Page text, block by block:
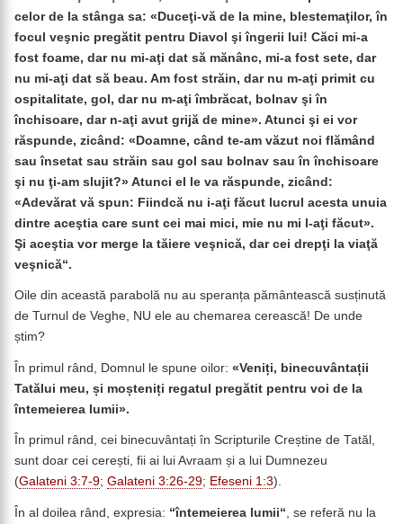
celor de la stânga sa: «Duceţi-vă de la mine, blestemaţilor, în
focul veşnic pregătit pentru Diavol şi îngerii lui! Căci mi-a
fost foame, dar nu mi-aţi dat să mănânc, mi-a fost sete, dar
nu mi-aţi dat să beau. Am fost străin, dar nu m-aţi primit cu
ospitalitate, gol, dar nu m-aţi îmbrăcat, bolnav şi în
închisoare, dar n-aţi avut grijă de mine». Atunci şi ei vor
răspunde, zicând: «Doamne, când te-am văzut noi flămând
sau însetat sau străin sau gol sau bolnav sau în închisoare
şi nu ţi-am slujit?» Atunci el le va răspunde, zicând:
«Adevărat vă spun: Fiindcă nu i-aţi făcut lucrul acesta unuia
dintre aceştia care sunt cei mai mici, mie nu mi l-aţi făcut».
Şi aceştia vor merge la tăiere veşnică, dar cei drepţi la viaţă
veşnică“.
Oile din această parabolă nu au speranța pământească susținută
de Turnul de Veghe, NU ele au chemarea cerească! De unde
știm?
În primul rând, Domnul le spune oilor: «Veniți, binecuvântații
Tatălui meu, și moșteniți regatul pregătit pentru voi de la
întemeierea lumii».
În primul rând, cei binecuvântați în Scripturile Creștine de Tatăl,
sunt doar cei cerești, fii ai lui Avraam și a lui Dumnezeu
(Galateni 3:7-9; Galateni 3:26-29; Efeseni 1:3).
În al doilea rând, expresia: “întemeierea lumii“ , se referă nu la